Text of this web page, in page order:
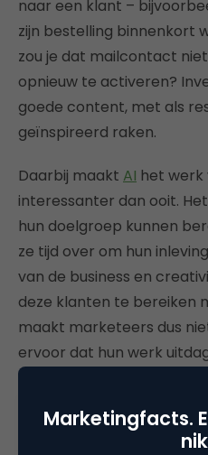
naar een klant –
zijn bestelling binnenkort
zou je dat mailcontact
opnieuw te activeren?
goede content, met als
geïnspireerd raken.
Daarbij maakt AI het
interessanter dan ooit.
hun doelgroep kunnen
ze tijd over om hun
van de business en
deze klanten te bereiken
maakt marketeers dus
ervoor dat hun werk
effectiever wordt.
Marketingfacts.